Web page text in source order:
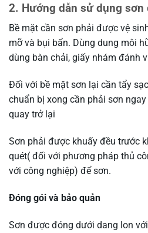
2. Hướng dẫn sử dụng sơn
Bề mặt cần sơn phải được vệ
mỡ và bụi bẩn. Dùng dung môi
dùng bàn chải, giấy nhám đánh
Đối với bề mặt sơn lại cần tẩy
chuẩn bị xong cần phải sơn
quay trở lại
Sơn phải được khuấy đều trước
quét( đối với phương pháp thủ
với công nghiệp) để sơn.
Đóng gói và bảo quản
Sơn được đóng dưới dang lon